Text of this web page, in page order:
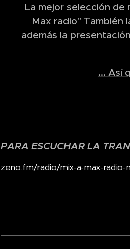
La mejor selección de
Max radio" También
además la
... Así
PARA ESCUCHAR LA
zeno.fm/radio/mix-a-max-radio-